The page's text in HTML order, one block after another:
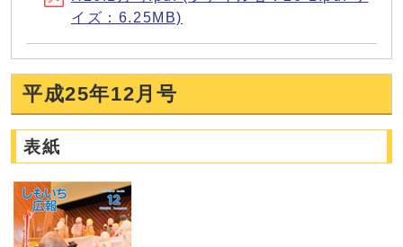
イズ：6.25MB)
平成25年12月号
表紙